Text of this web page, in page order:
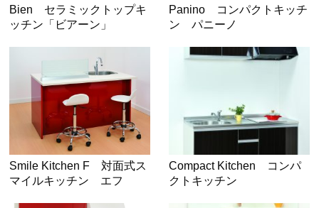
Bien セラミックトップキ
ッチン「ビアーン」
Panino コンパクトキッチ
ン パニーノ
Smile Kitchen F 対面式ス
マイルキッチン エフ
Compact Kitchen コンパ
クトキッチン